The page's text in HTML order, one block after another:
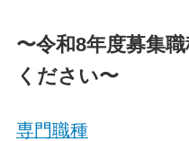
〜令和8年度募集
ください〜
専門職種